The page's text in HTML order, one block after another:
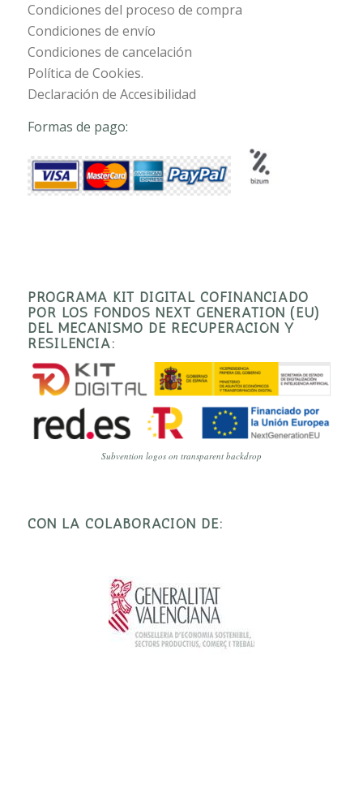
Condiciones del proceso de compra
Condiciones de envío
Condiciones de cancelación
Política de Cookies.
Declaración de Accesibilidad
Formas de pago:
PROGRAMA KIT DIGITAL COFINANCIADO
POR LOS FONDOS NEXT GENERATION (EU)
DEL MECANISMO DE RECUPERACIÓN Y
RESILENCIA:
Subvention logos on transparent backdrop
CON LA COLABORACIÓN DE: